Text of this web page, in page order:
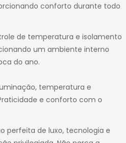
conforto durante todo
de temperatura e isolamento
um ambiente interno
do ano.
temperatura e
e conforto com o
perfeita de luxo, tecnologia e